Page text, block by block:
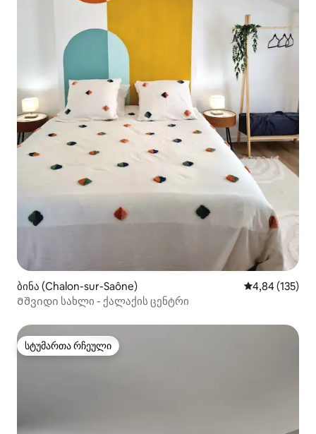
ბინა (Chalon-sur-Saône) საშუალო
4,84 (135)
Მშვიდი სახლი - ქალაქის ცენტრი
სტუმართა რჩეული
სტუმართა რჩეული